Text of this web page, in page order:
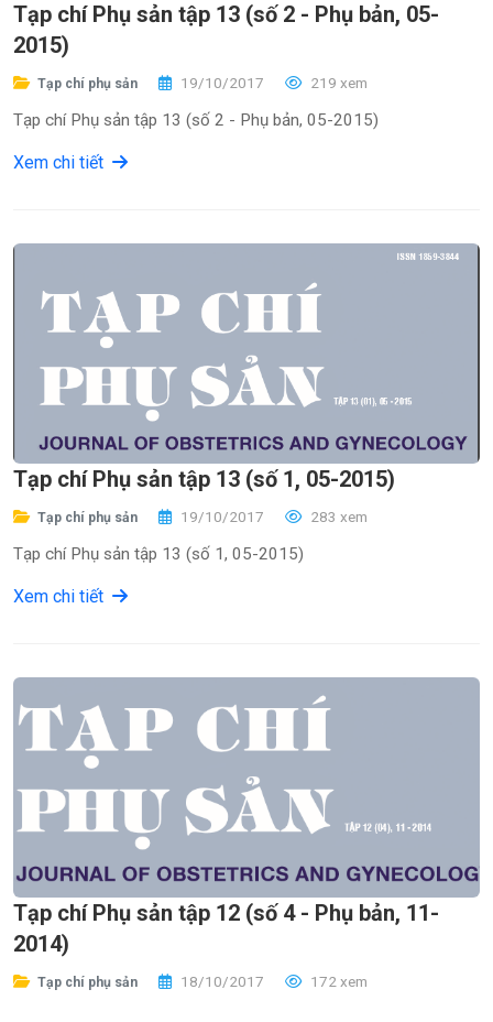
Tạp chí Phụ sản tập 13 (số 2 - Phụ bản, 05-
2015)
Tạp chí phụ sản 19/10/2017 219 xem
Tạp chí Phụ sản tập 13 (số 2 - Phụ bản, 05-2015)
Xem chi tiết
Tạp chí Phụ sản tập 13 (số 1, 05-2015)
Tạp chí phụ sản 19/10/2017 283 xem
Tạp chí Phụ sản tập 13 (số 1, 05-2015)
Xem chi tiết
Tạp chí Phụ sản tập 12 (số 4 - Phụ bản, 11-
2014)
Tạp chí phụ sản 18/10/2017 172 xem